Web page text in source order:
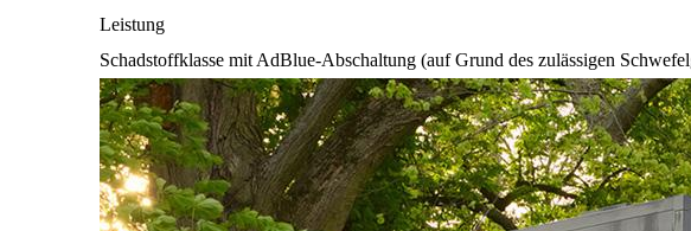
Leistung
Schadstoffklasse mit AdBlue-Abschaltung (auf Grund des zulässigen